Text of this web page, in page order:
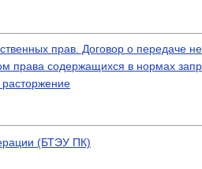
прав. Договор о передаче
права содержащихся в нормах
(БТЭУ ПК)